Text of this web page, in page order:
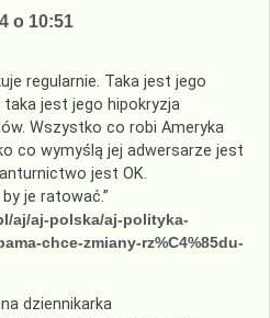
o 10:51
regularnie. Taka jest jego
jest jego hipokryzja
Wszystko co robi Ameryka
co wymyślą jej adwersarze jest
jest OK.
je ratować.”
aj/aj-polska/aj-polityka-
chce-zmiany-rz%C4%85du-
dziennikarka